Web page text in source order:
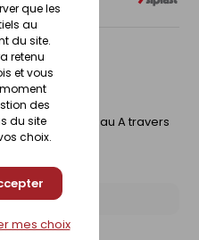
que les
au
du site.
retenu
et vous
des
du site
choix.
mes choix
la vapeur d'eau A travers